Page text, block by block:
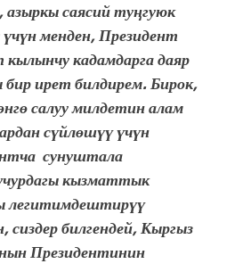
саясий туңгуюк
үчүн менден, Президент
кадамдарга даяр
бир ирет билдирем.Бирок,
салуу милдетин алам
сүйлөшүү үчүн
сунуштала
кызматтык
легитимдештирүү
сиздер билгендей, Кыргыз
Президентинин